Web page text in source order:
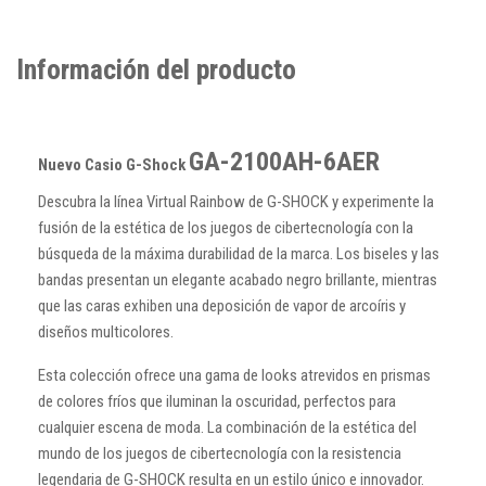
Información del producto
Nuevo Casio G-ShockGA-2100AH-6AER
Descubra la línea Virtual Rainbow de G-SHOCK y experimente la
fusión de la estética de los juegos de cibertecnología con la
búsqueda de la máxima durabilidad de la marca. Los biseles y las
bandas presentan un elegante acabado negro brillante, mientras
que las caras exhiben una deposición de vapor de arcoíris y
diseños multicolores.
Esta colección ofrece una gama de looks atrevidos en prismas
de colores fríos que iluminan la oscuridad, perfectos para
cualquier escena de moda. La combinación de la estética del
mundo de los juegos de cibertecnología con la resistencia
legendaria de G-SHOCK resulta en un estilo único e innovador.